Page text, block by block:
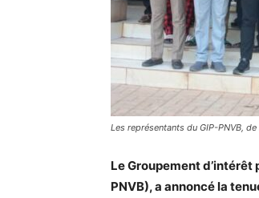
Les représentants du GIP-PNVB,
Le Groupement
PNVB), a annoncé la